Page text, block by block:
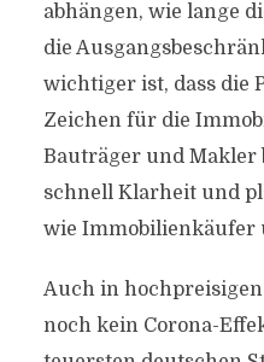
abhängen, wie lange
die
wichtiger ist, dass die
Zeichen für die
Bauträger und Makler
schnell Klarheit und
wie Immobilienkäufer
Auch in
noch kein Corona-